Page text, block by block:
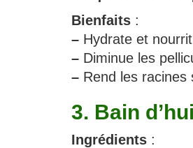
Bienfaits :
– Hydrate et
– Diminue les
– Rend les
3. Bain
Ingrédients :